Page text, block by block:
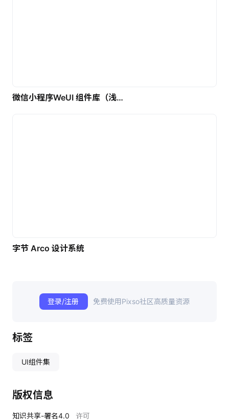
微信小程序WeUI 组件库（浅色）| 免费UI设计素材
字节 Arco 设计系统
登录/注册 免费使用Pixso社区高质量资源
标签
UI组件集
版权信息
知识共享-署名4.0 许可